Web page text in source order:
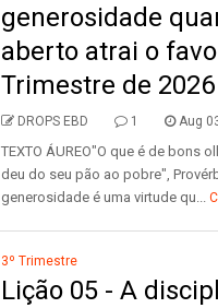
generosidade
aberto atrai o
Trimestre de 2026
DROPS EBD 1 Aug
TEXTO ÁUREO"O que é de bons
deu do seu pão ao pobre",
generosidade é uma virtude qu...
3º Trimestre
Lição 05 - A